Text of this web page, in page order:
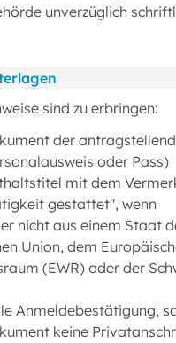
unverzüglich
sind zu erbringen:
der
oder Pass)
mit dem
gestattet", wenn
nicht aus einem Staat
Union, dem
(EWR) oder der
Anmeldebestätigung,
keine